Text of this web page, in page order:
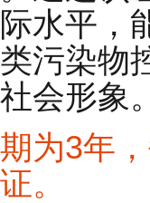
水平，
污染物
会形象
为3年
。